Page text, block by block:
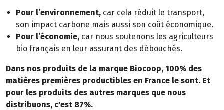
Pour l’environnement, car cela réduit le transport,
son impact carbone mais aussi son coût économique.
Pour l’économie, car nous soutenons les agriculteurs
bio français en leur assurant des débouchés.
Dans nos produits de la marque Biocoop, 100% des
matières premières productibles en France le sont. Et
pour les produits des autres marques que nous
distribuons, c'est 87%.